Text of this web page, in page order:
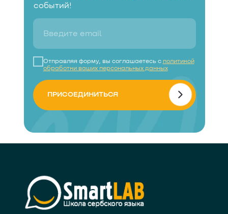
событий!
Отправляя форму, вы соглашаетесь с политикой
обработки ваших персональных данных
ПРИСОЕДИНИТЬСЯ